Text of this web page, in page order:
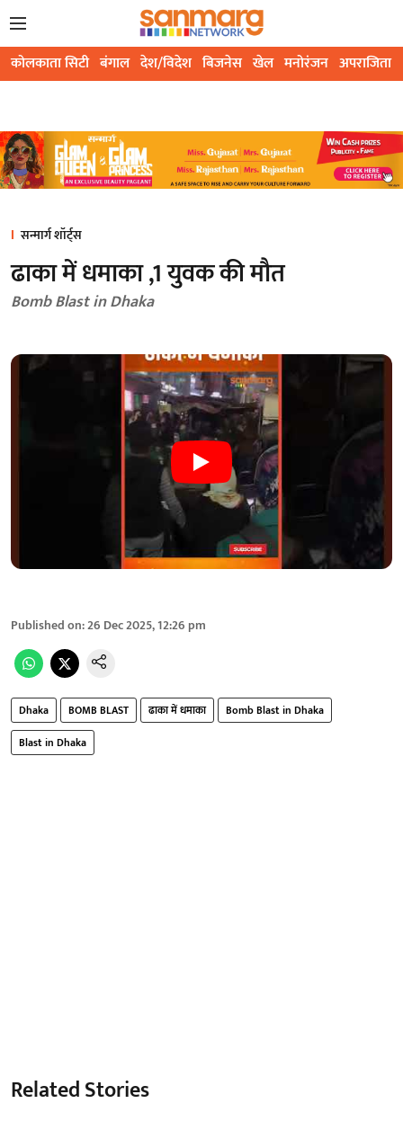
कोलकाता सिटी बंगाल देश/विदेश बिजनेस खेल मनोरंजन अपराजिता
सन्मार्ग शॉर्ट्स
ढाका में धमाका ,1 युवक की मौत
Bomb Blast in Dhaka
Published on:26 Dec 2025, 12:26 pm
Dhaka BOMB BLAST ढाका में धमाका
Bomb Blast in Dhaka
Blast in Dhaka
Related Stories